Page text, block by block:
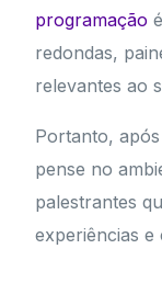
programação
redondas,
relevantes ao
Portanto,
pense no
palestrantes
experiências e